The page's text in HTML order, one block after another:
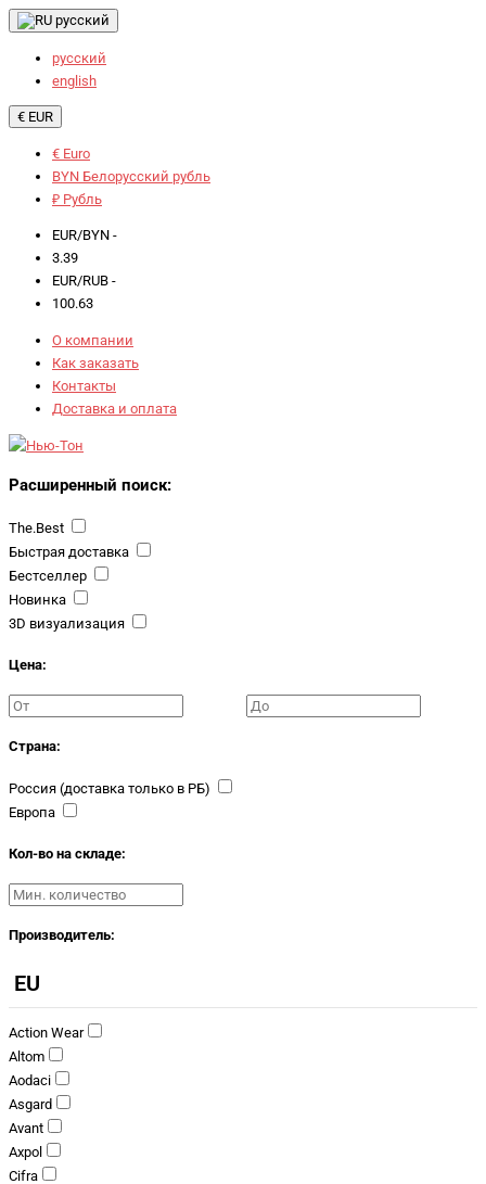
русский
русский
english
€ EUR
€ Euro
BYN Белорусский рубль
₽ Рубль
EUR/BYN -
3.39
EUR/RUB -
100.63
О компании
Как заказать
Контакты
Доставка и оплата
Расширенный поиск:
The.Best
Быстрая доставка
Бестселлер
Новинка
3D визуализация
Цена:
Страна:
Россия (доставка только в РБ)
Европа
Кол-во на складе:
Производитель:
EU
Action Wear
Altom
Aodaci
Asgard
Avant
Axpol
Cifra